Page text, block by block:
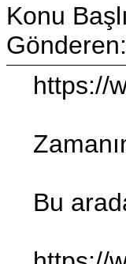
Konu
Gönderen:
https://
Bu